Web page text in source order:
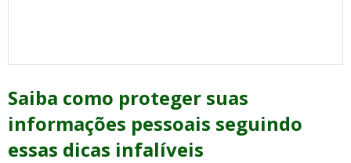
Saiba como proteger suas
informações pessoais seguindo
essas dicas infalíveis